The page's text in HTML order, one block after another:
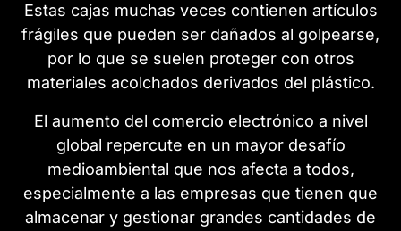
Estas cajas muchas veces contienen artículos
frágiles que pueden ser dañados al golpearse,
por lo que se suelen proteger con otros
materiales acolchados derivados del plástico.
El aumento del comercio electrónico a nivel
global repercute en un mayor desafío
medioambiental que nos afecta a todos,
especialmente a las empresas que tienen que
almacenar y gestionar grandes cantidades de